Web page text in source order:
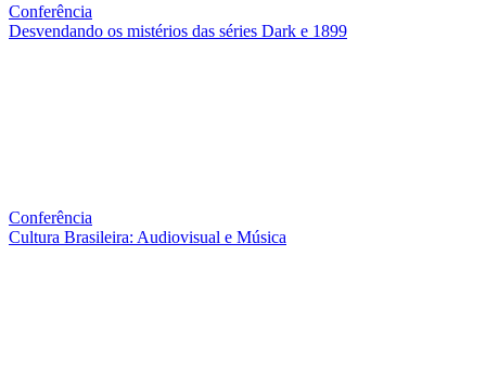
Conferência
Desvendando os mistérios das séries Dark e 1899
Conferência
Cultura Brasileira: Audiovisual e Música